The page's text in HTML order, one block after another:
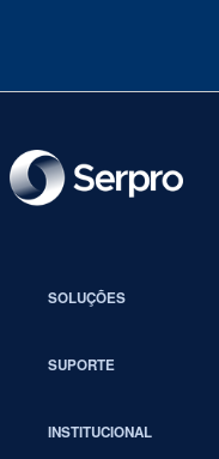
SOLUÇÕES
SUPORTE
INSTITUCIONAL